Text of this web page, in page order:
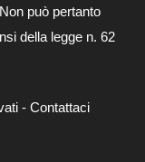
può pertanto
della legge n. 62
- Contattaci